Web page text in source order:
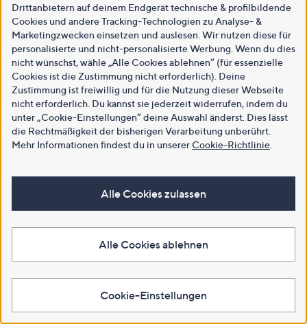
Drittanbietern auf deinem Endgerät technische & profilbildende
Cookies und andere Tracking-Technologien zu Analyse- &
Marketingzwecken einsetzen und auslesen. Wir nutzen diese für
personalisierte und nicht-personalisierte Werbung. Wenn du dies
nicht wünschst, wähle „Alle Cookies ablehnen“ (für essenzielle
Cookies ist die Zustimmung nicht erforderlich). Deine
Zustimmung ist freiwillig und für die Nutzung dieser Webseite
nicht erforderlich. Du kannst sie jederzeit widerrufen, indem du
unter „Cookie-Einstellungen“ deine Auswahl änderst. Dies lässt
die Rechtmäßigkeit der bisherigen Verarbeitung unberührt.
Mehr Informationen findest du in unsererCookie-Richtlinie
Alle Cookies zulassen
Alle Cookies ablehnen
Cookie-Einstellungen